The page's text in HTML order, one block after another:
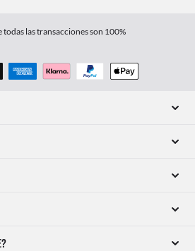
las transacciones son 100%